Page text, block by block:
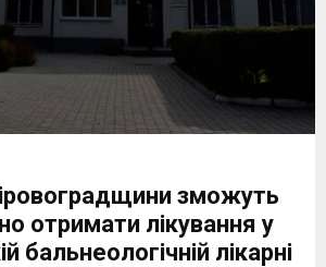
зможуть
отримати лікування у
бальнеологічній лікарні